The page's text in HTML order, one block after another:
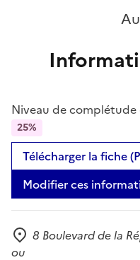
Niveau de
25%
Télécharger la fiche
Modifier ces
Adresse
8 Boulevard de la
ou